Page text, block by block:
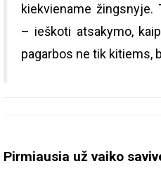
kiekviename žingsnyje.
– ieškoti atsakymo,
pagarbos ne tik kitiems,
Pirmiausia už vaiko